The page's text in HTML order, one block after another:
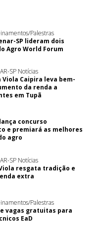
Palestras
SP lideram dois
Agro World Forum
SP Notícias
Viola Caipira leva bem-
da renda a
em Tupã
concurso
e premiará as melhores
agro
SP Notícias
resgata tradição e
extra
Palestras
vagas gratuitas para
EaD